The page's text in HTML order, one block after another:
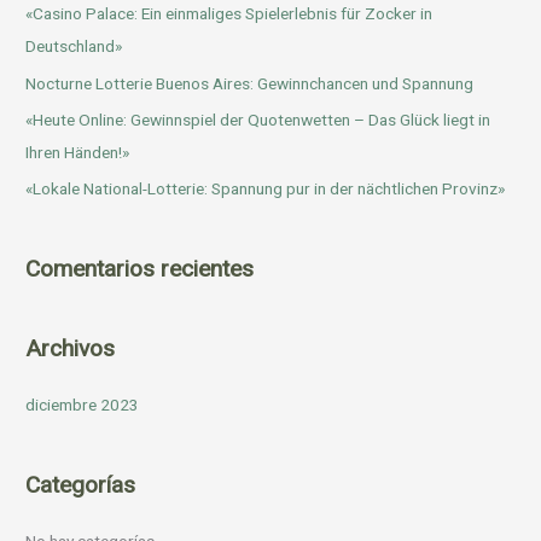
p
o
r
«Casino Palace: Ein einmaliges Spielerlebnis für Zocker in
Deutschland»
Nocturne Lotterie Buenos Aires: Gewinnchancen und Spannung
«Heute Online: Gewinnspiel der Quotenwetten – Das Glück liegt in
Ihren Händen!»
«Lokale National-Lotterie: Spannung pur in der nächtlichen Provinz»
Comentarios recientes
Archivos
diciembre 2023
Categorías